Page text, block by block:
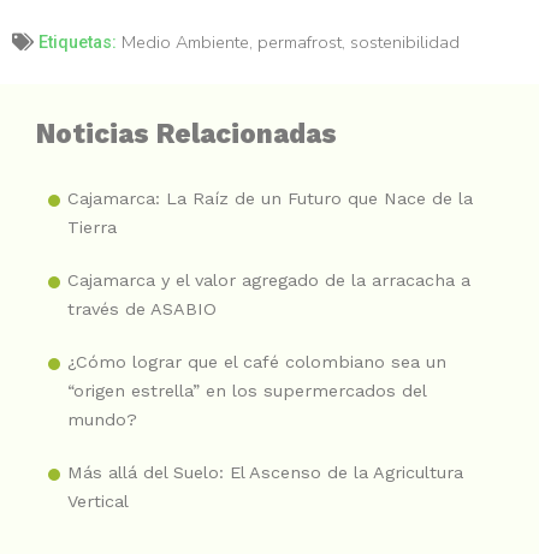
Etiquetas: Medio Ambiente, permafrost, sostenibilidad
Noticias Relacionadas
Cajamarca: La Raíz de un Futuro que Nace de la
Tierra
Cajamarca y el valor agregado de la arracacha a
través de ASABIO
¿Cómo lograr que el café colombiano sea un
“origen estrella” en los supermercados del
mundo?
Más allá del Suelo: El Ascenso de la Agricultura
Vertical